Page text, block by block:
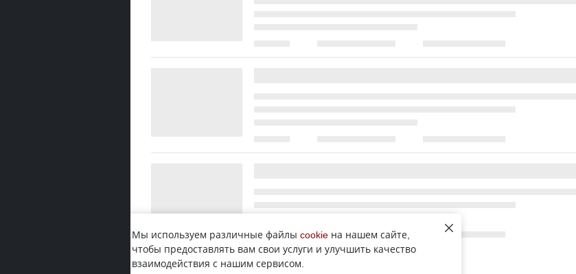
Мы используем различные файлы cookie на нашем сайте,
чтобы предоставлять вам свои услуги и улучшить качество
взаимодействия с нашим сервисом.